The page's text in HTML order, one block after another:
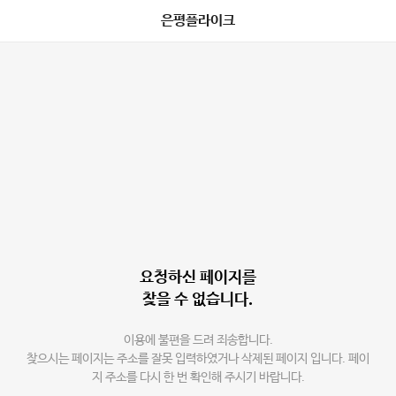
은평플라이크
요청하신 페이지를
찾을 수 없습니다.
이용에 불편을 드려 죄송합니다.
찾으시는 페이지는 주소를 잘못 입력하였거나 삭제된 페이지 입니다. 페이
지 주소를 다시 한 번 확인해 주시기 바랍니다.